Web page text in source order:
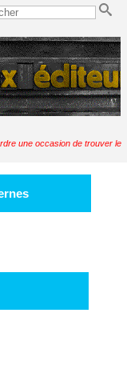
une occasion de trouver le